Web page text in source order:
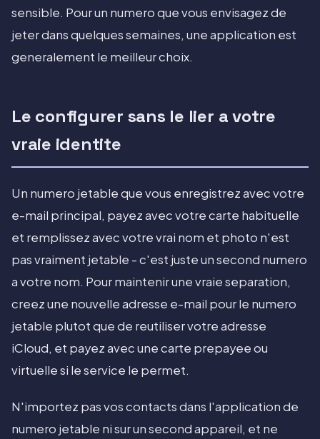
sensible. Pour un numero que vous envisagez de
jeter dans quelques semaines, une application est
generalement le meilleur choix.
Le configurer sans le lier a votre
vraie identite
Un numero jetable que vous enregistrez avec votre
e-mail principal, payez avec votre carte habituelle
et remplissez avec votre vrai nom et photo n'est
pas vraiment jetable - c'est juste un second numero
a votre nom. Pour maintenir une vraie separation,
creez une nouvelle adresse e-mail pour le numero
jetable plutot que de reutiliser votre adresse
iCloud, et payez avec une carte prepayee ou
virtuelle si le service le permet.
N'importez pas vos contacts dans l'application de
numero jetable ni sur un second appareil, et ne